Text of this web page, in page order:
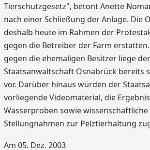
Tierschutzgesetz", betont Anette
nach einer Schließung der Anlage. Die
deshalb heute im Rahmen der
gegen die Betreiber der Farm
gegen die ehemaligen Besitzer liege
Staatsanwaltschaft Osnabrück bereits
vor. Darüber hinaus würden der
vorliegende Videomaterial, die
Wasserproben sowie
Stellungnahmen zur Pelztierhaltung
Am 05. Dez. 2003